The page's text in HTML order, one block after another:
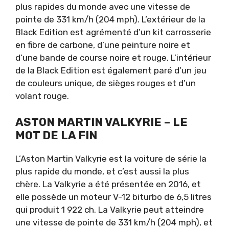
plus rapides du monde avec une vitesse de
pointe de 331 km/h (204 mph). L’extérieur de la
Black Edition est agrémenté d’un kit carrosserie
en fibre de carbone, d’une peinture noire et
d’une bande de course noire et rouge. L’intérieur
de la Black Edition est également paré d’un jeu
de couleurs unique, de sièges rouges et d’un
volant rouge.
ASTON MARTIN VALKYRIE – LE
MOT DE LA FIN
L’Aston Martin Valkyrie est la voiture de série la
plus rapide du monde, et c’est aussi la plus
chère. La Valkyrie a été présentée en 2016, et
elle possède un moteur V-12 biturbo de 6,5 litres
qui produit 1 922 ch. La Valkyrie peut atteindre
une vitesse de pointe de 331 km/h (204 mph), et